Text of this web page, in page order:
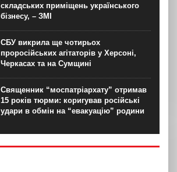
складських приміщень українського
бізнесу, – ЗМІ
СБУ викрила ще чотирьох
проросійських агітаторів у Херсоні,
Черкасах та на Сумщині
Священник “моспатріархату” отримав
15 років тюрми: коригував російські
удари в обмін на “евакуацію” родини